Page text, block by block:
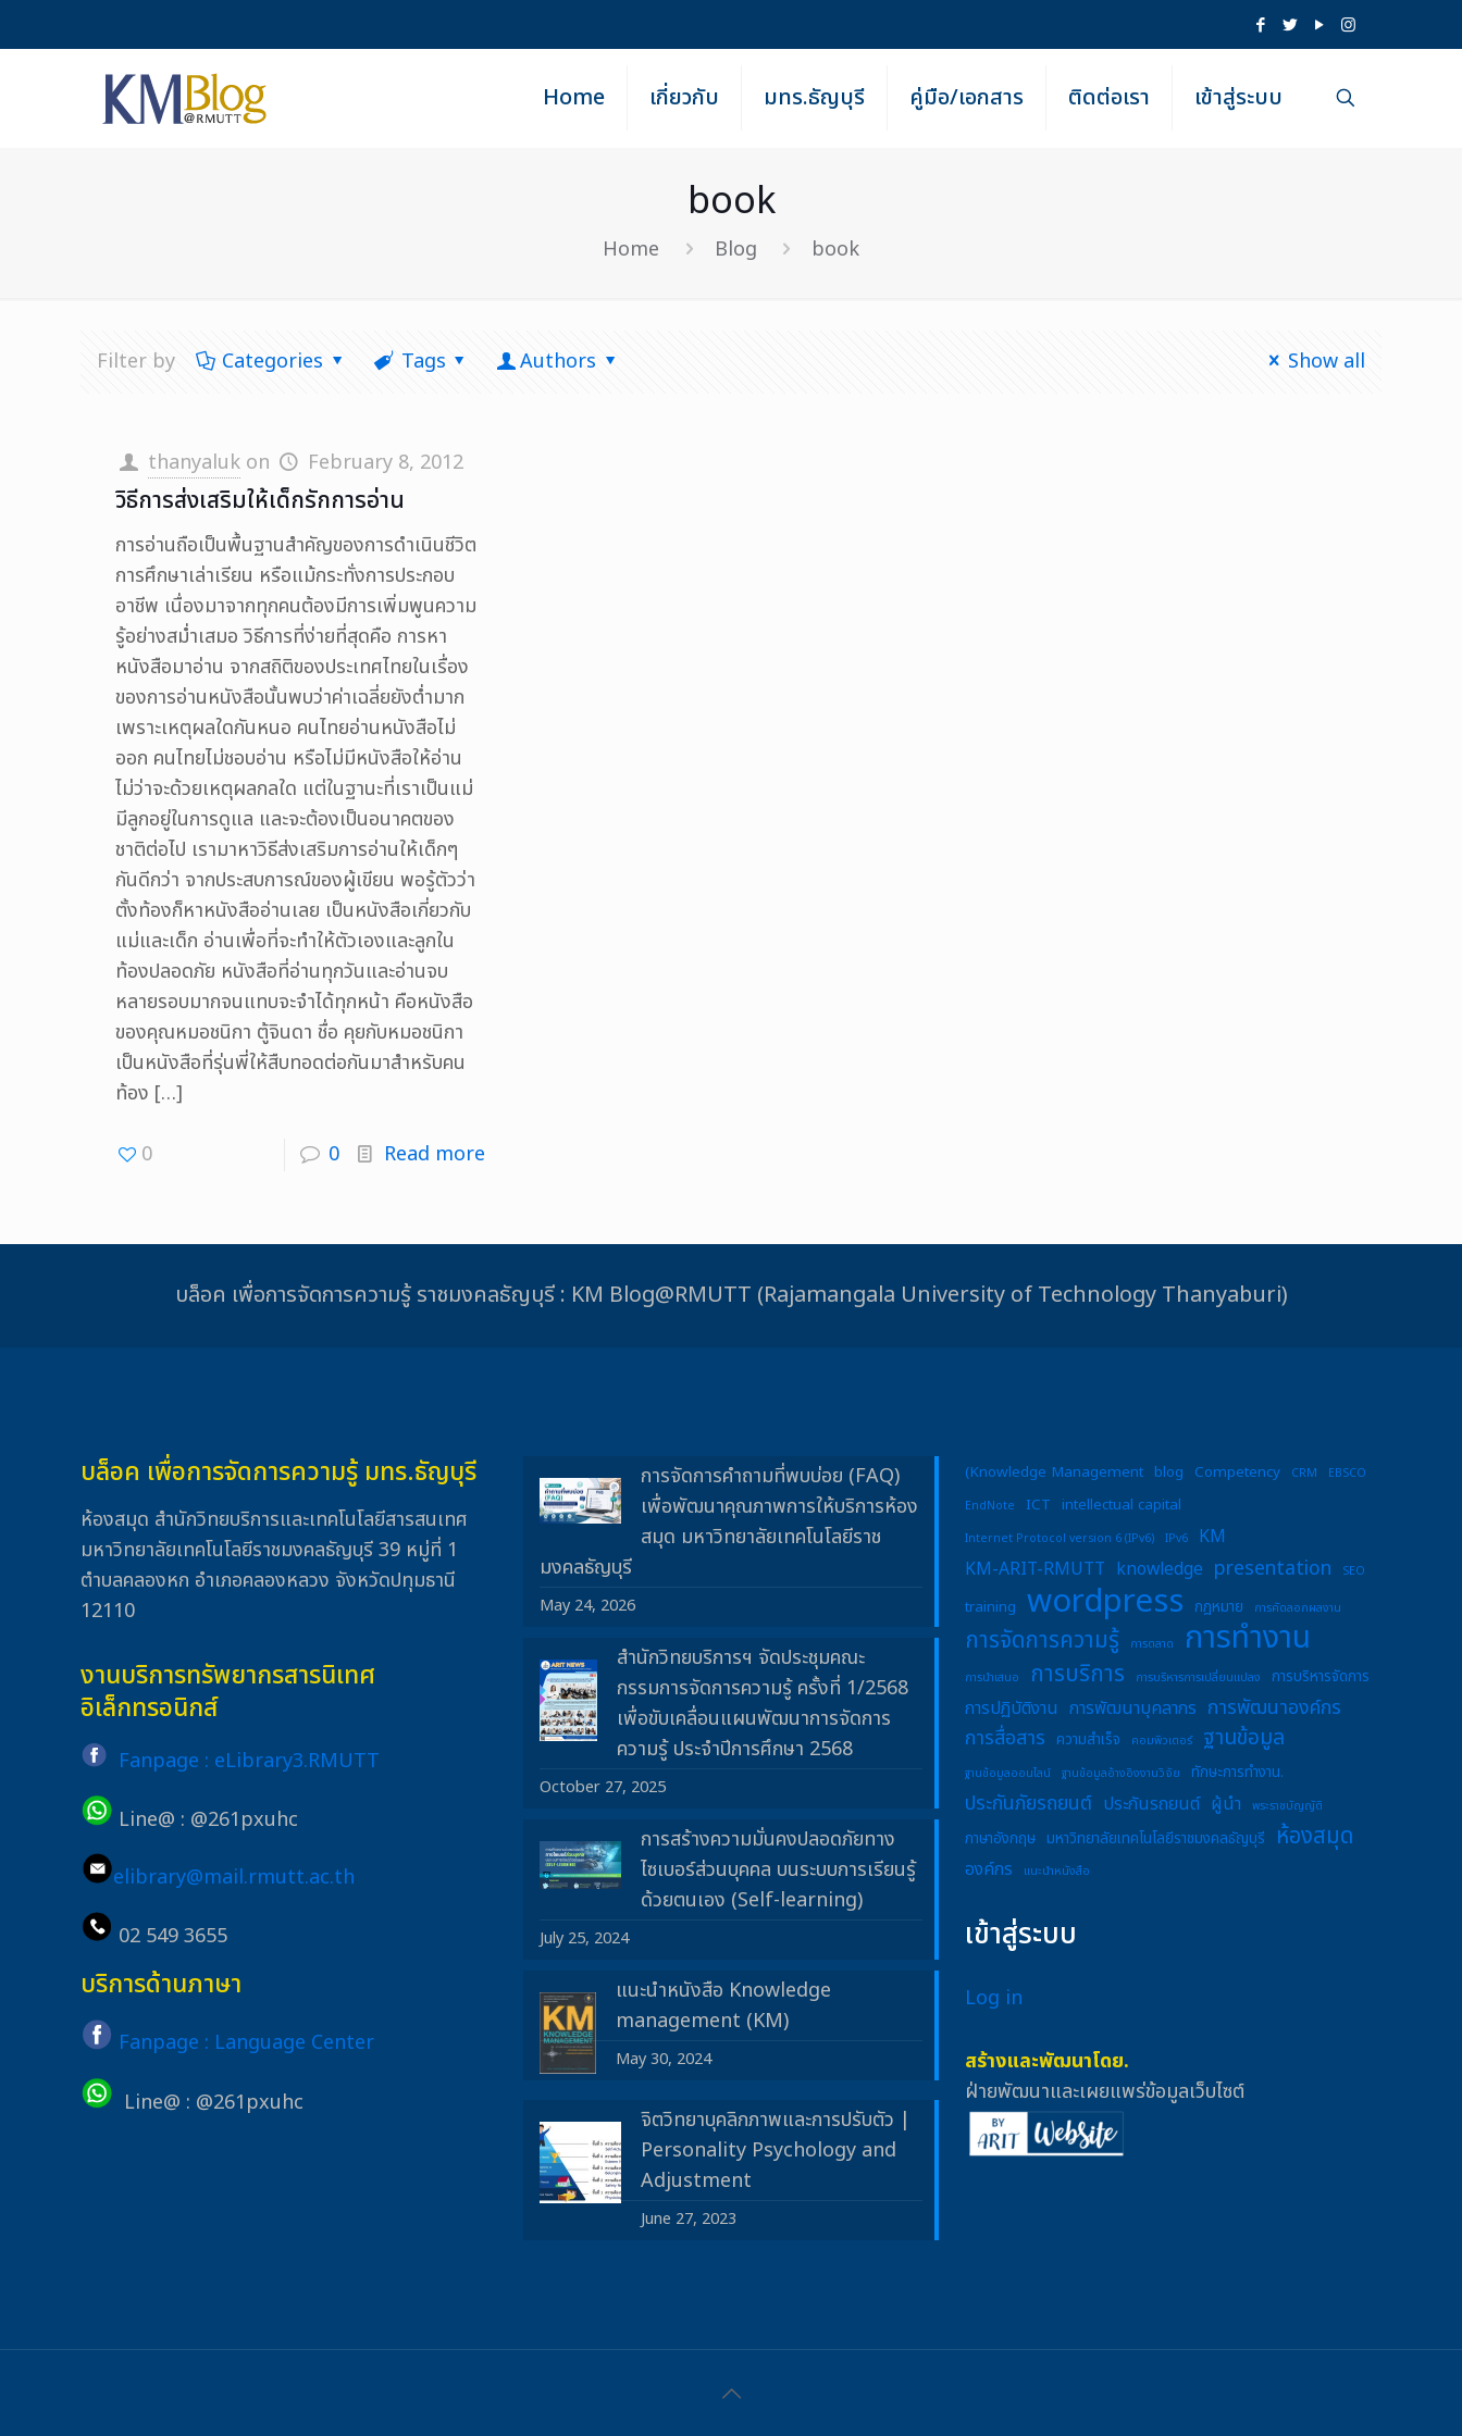
Home เกี่ยวกับ มทร.ธัญบุรี คู่มือ/เอกสาร ติดต่อเรา เข้าสู่ระบบ
book
Home Blog book
Filter by Categories Tags Authors Show all
thanyaluk on February 8, 2012
วิธีการส่งเสริมให้เด็กรักการอ่าน
การอ่านถือเป็นพื้นฐานสำคัญของการดำเนินชีวิต
การศึกษาเล่าเรียน หรือแม้กระทั่งการประกอบ
อาชีพ เนื่องมาจากทุกคนต้องมีการเพิ่มพูนความ
รู้อย่างสม่ำเสมอ วิธีการที่ง่ายที่สุดคือ การหา
หนังสือมาอ่าน จากสถิติของประเทศไทยในเรื่อง
ของการอ่านหนังสือนั้นพบว่าค่าเฉลี่ยยังต่ำมาก
เพราะเหตุผลใดกันหนอ คนไทยอ่านหนังสือไม่
ออก คนไทยไม่ชอบอ่าน หรือไม่มีหนังสือให้อ่าน
ไม่ว่าจะด้วยเหตุผลกลใด แต่ในฐานะที่เราเป็นแม่
มีลูกอยู่ในการดูแล และจะต้องเป็นอนาคตของ
ชาติต่อไป เรามาหาวิธีส่งเสริมการอ่านให้เด็กๆ
กันดีกว่า จากประสบการณ์ของผู้เขียน พอรู้ตัวว่า
ตั้งท้องก็หาหนังสืออ่านเลย เป็นหนังสือเกี่ยวกับ
แม่และเด็ก อ่านเพื่อที่จะทำให้ตัวเองและลูกใน
ท้องปลอดภัย หนังสือที่อ่านทุกวันและอ่านจบ
หลายรอบมากจนแทบจะจำได้ทุกหน้า คือหนังสือ
ของคุณหมอชนิกา ตู้จินดา ชื่อ คุยกับหมอชนิกา
เป็นหนังสือที่รุ่นพี่ให้สืบทอดต่อกันมาสำหรับคน
ท้อง […]
0 0 Read more
บล็อค เพื่อการจัดการความรู้ ราชมงคลธัญบุรี : KM Blog@RMUTT (Rajamangala University of Technology Thanyaburi)
บล็อค เพื่อการจัดการความรู้ มทร.ธัญบุรี
ห้องสมุด สำนักวิทยบริการและเทคโนโลยีสารสนเทศ
มหาวิทยาลัยเทคโนโลยีราชมงคลธัญบุรี 39 หมู่ที่ 1
ตำบลคลองหก อำเภอคลองหลวง จังหวัดปทุมธานี
12110
งานบริการทรัพยากรสารนิเทศ
อิเล็กทรอนิกส์
Fanpage : eLibrary3.RMUTT
Line@ : @261pxuhc
elibrary@mail.rmutt.ac.th
02 549 3655
บริการด้านภาษา
Fanpage : Language Center
Line@ : @261pxuhc
การจัดการคำถามที่พบบ่อย (FAQ)
เพื่อพัฒนาคุณภาพการให้บริการห้อง
สมุด มหาวิทยาลัยเทคโนโลยีราช
มงคลธัญบุรี
May 24, 2026
สำนักวิทยบริการฯ จัดประชุมคณะ
กรรมการจัดการความรู้ ครั้งที่ 1/2568
เพื่อขับเคลื่อนแผนพัฒนาการจัดการ
ความรู้ ประจำปีการศึกษา 2568
October 27, 2025
การสร้างความมั่นคงปลอดภัยทาง
ไซเบอร์ส่วนบุคคล บนระบบการเรียนรู้
ด้วยตนเอง (Self-learning)
July 25, 2024
แนะนำหนังสือ Knowledge
management (KM)
May 30, 2024
จิตวิทยาบุคลิกภาพและการปรับตัว |
Personality Psychology and
Adjustment
June 27, 2023
(Knowledge Management blog Competency CRM
EBSCO
EndNote
ICT intellectual capital
Internet Protocol version 6 (IPv6) IPv6
KM
KM-ARIT-RMUTT knowledge presentation SEO
training wordpress กฎหมาย การคัดลอกผลงาน
การจัดการความรู้ การตลาด การทำงาน
การนำเสนอ การบริการ การบริหารการเปลี่ยนแปลง การบริหารจัดการ
การปฏิบัติงาน การพัฒนาบุคลากร การพัฒนาองค์กร
การสื่อสาร ความสำเร็จ คอมพิวเตอร์ ฐานข้อมูล
ฐานข้อมูลออนไลน์ ฐานข้อมูลอ้างอิงงานวิจัย ทักษะการทำงาน.
ประกันภัยรถยนต์ ประกันรถยนต์ ผู้นำ พระราชบัญญัติ
ภาษาอังกฤษ มหาวิทยาลัยเทคโนโลยีราชมงคลธัญบุรี ห้องสมุด
องค์กร แนะนำหนังสือ
เข้าสู่ระบบ
Log in
สร้างและพัฒนาโดย.
ฝ่ายพัฒนาและเผยแพร่ข้อมูลเว็บไซต์